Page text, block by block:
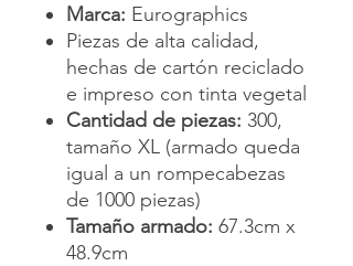
Marca: Eurographics
Piezas de alta calidad,
hechas de cartón reciclado
e impreso con tinta vegetal
Cantidad de piezas: 300,
tamaño XL (armado queda
igual a un rompecabezas
de 1000 piezas)
Tamaño armado: 67.3cm x
48.9cm